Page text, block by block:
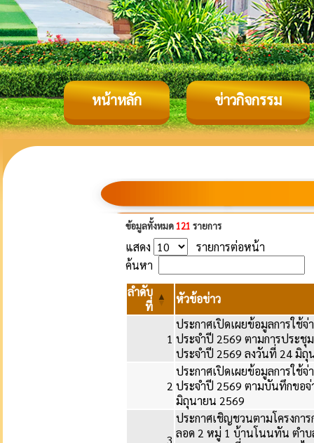
หน้าหลัก ข่าวกิจกรรม
ข้อมูลทั้งหมด 121 รายการ
แสดง
รายการต่อหน้า
ค้นหา
ลำดับ
ที่
หัวข้อข่าว
1
ประกาศเปิดเผยข้อมูลการใช้
ประจำปี 2569 ตามการประ
ประจำปี 2569 ลงวันที่ 24 มิถุ
2
ประกาศเปิดเผยข้อมูลการใช้
ประจำปี 2569 ตามบันทึกขอ
มิถุนายน 2569
3
ประกาศเชิญชวนตามโครงกา
ลอด 2 หมู่ 1 บ้านโนนทัน ตำบ